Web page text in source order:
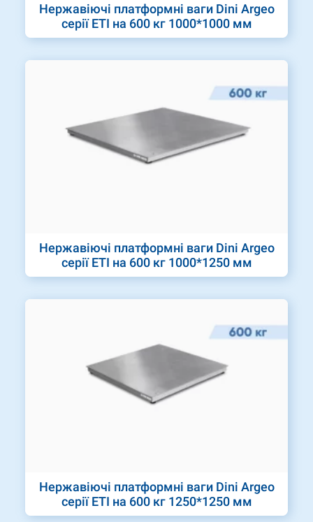
Нержавіючі платформні ваги Dini Argeo
серії ETI на 600 кг 1000*1000 мм
Нержавіючі платформні ваги Dini Argeo
серії ETI на 600 кг 1000*1250 мм
Нержавіючі платформні ваги Dini Argeo
серії ETI на 600 кг 1250*1250 мм